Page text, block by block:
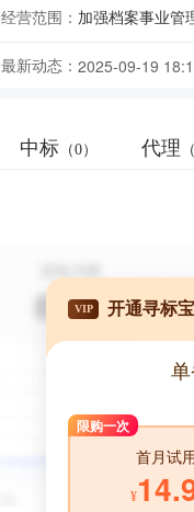
经营范围： 加强档案事业管
最新动态： 2025-09-19
中标 （0） 代理
VIP 开通寻标
限购一次
首月试用
¥